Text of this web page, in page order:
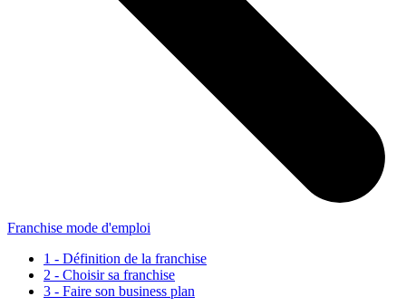
Franchise mode d'emploi
1 - Définition de la franchise
2 - Choisir sa franchise
3 - Faire son business plan